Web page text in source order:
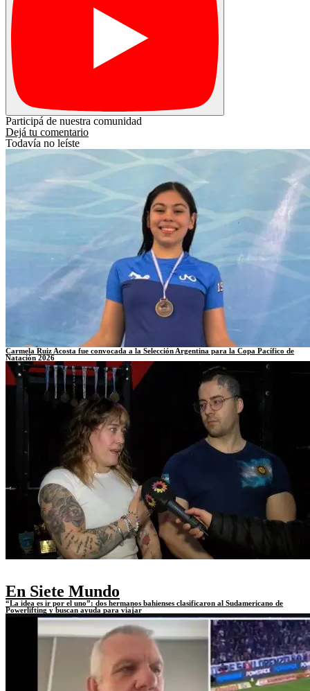
Participá de nuestra comunidad
Dejá tu comentario
Todavía no leíste
Carmela Ruiz Acosta fue convocada a la Selección Argentina para la Copa Pacífico de
Natación 2026
En Siete Mundo
“La idea es ir por el uno”: dos hermanos bahienses clasificaron al Sudamericano de
Powerlifting y buscan ayuda para viajar